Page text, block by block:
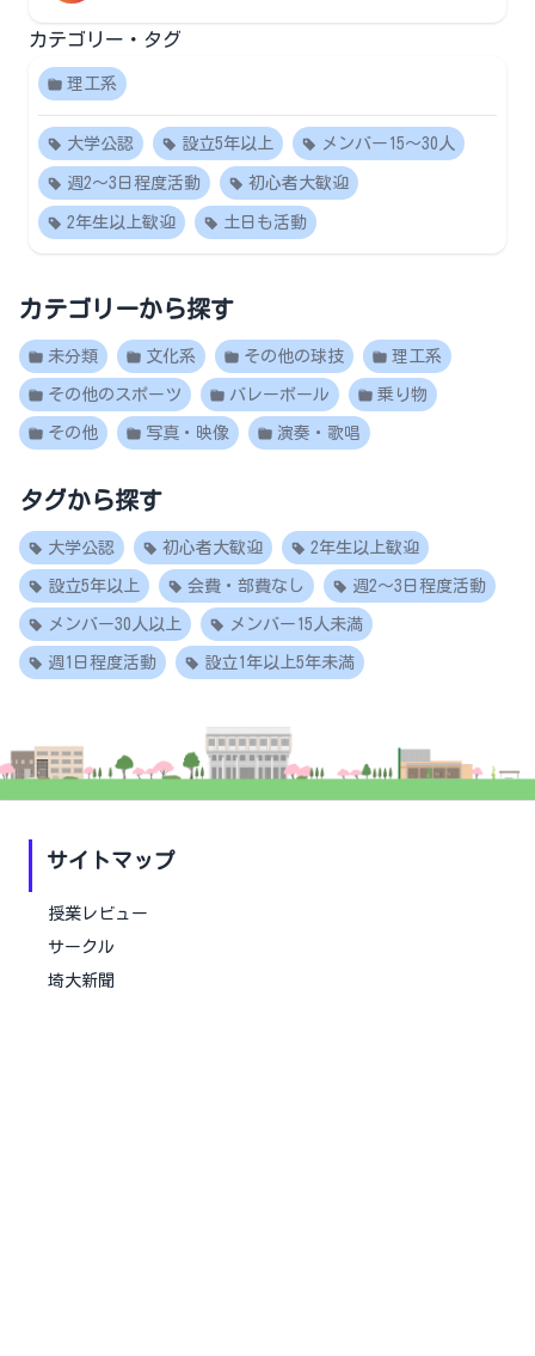
カテゴリー・タグ
理工系
大学公認 設立5年以上 メンバー15〜30人
週2～3日程度活動 初心者大歓迎
2年生以上歓迎 土日も活動
カテゴリーから探す
未分類 文化系 その他の球技 理工系
その他のスポーツ バレーボール 乗り物
その他 写真・映像 演奏・歌唱
タグから探す
大学公認 初心者大歓迎 2年生以上歓迎
設立5年以上 会費・部費なし 週2～3日程度活動
メンバー30人以上 メンバー15人未満
週1日程度活動 設立1年以上5年未満
サイトマップ
授業レビュー
サークル
埼大新聞